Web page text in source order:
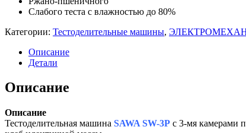
Универсальные столы
Оборудование для магазиностроения
Электромеханическое оборудование
Мясорубки
Слабого теста с влажностью до 80%
Категории: Тестоделительные машины,
Описание
Детали
Описание
Описание
Тестоделительная машина SAWA SW-3P с 3-мя камерами